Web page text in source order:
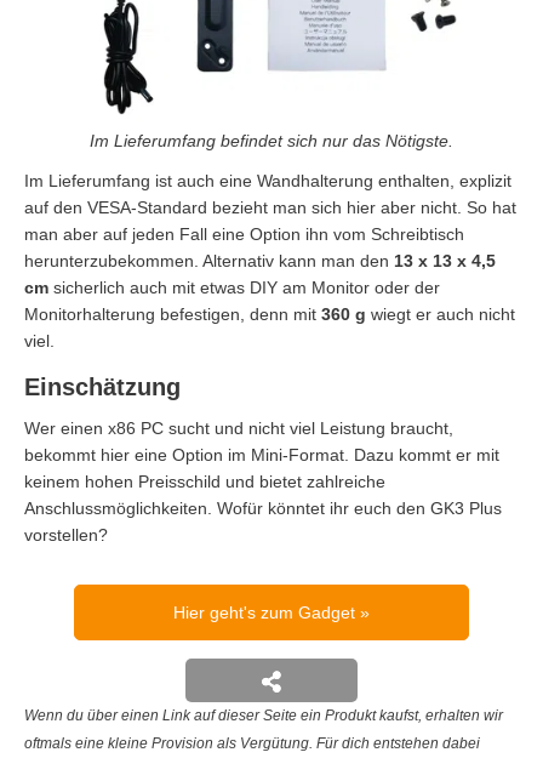
Im Lieferumfang befindet sich nur das Nötigste.
Im Lieferumfang ist auch eine Wandhalterung enthalten, explizit
auf den VESA-Standard bezieht man sich hier aber nicht. So hat
man aber auf jeden Fall eine Option ihn vom Schreibtisch
herunterzubekommen. Alternativ kann man den 13 x 13 x 4,5
cm sicherlich auch mit etwas DIY am Monitor oder der
Monitorhalterung befestigen, denn mit 360 g wiegt er auch nicht
viel.
Einschätzung
Wer einen x86 PC sucht und nicht viel Leistung braucht,
bekommt hier eine Option im Mini-Format. Dazu kommt er mit
keinem hohen Preisschild und bietet zahlreiche
Anschlussmöglichkeiten. Wofür könntet ihr euch den GK3 Plus
vorstellen?
Hier geht's zum Gadget
Wenn du über einen Link auf dieser Seite ein Produkt kaufst, erhalten wir
oftmals eine kleine Provision als Vergütung. Für dich entstehen dabei